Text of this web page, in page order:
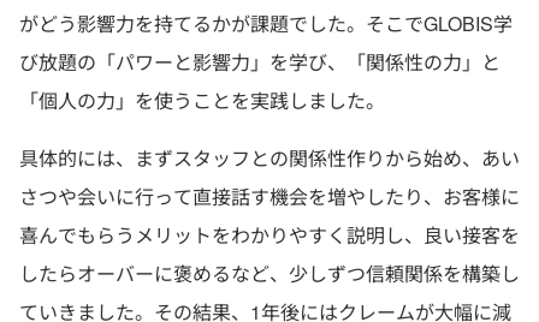
がどう影響力を持てるかが課題でした。そこでGLOBIS学
び放題の「パワーと影響力」を学び、「関係性の力」と
「個人の力」を使うことを実践しました。
具体的には、まずスタッフとの関係性作りから始め、あい
さつや会いに行って直接話す機会を増やしたり、お客様に
喜んでもらうメリットをわかりやすく説明し、良い接客を
したらオーバーに褒めるなど、少しずつ信頼関係を構築し
ていきました。その結果、1年後にはクレームが大幅に減